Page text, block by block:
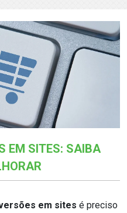
EM SITES: SAIBA
em sites é preciso